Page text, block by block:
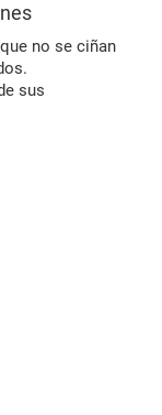
no se ciñan
sus